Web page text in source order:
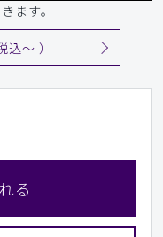
ます。
〜 ）
る